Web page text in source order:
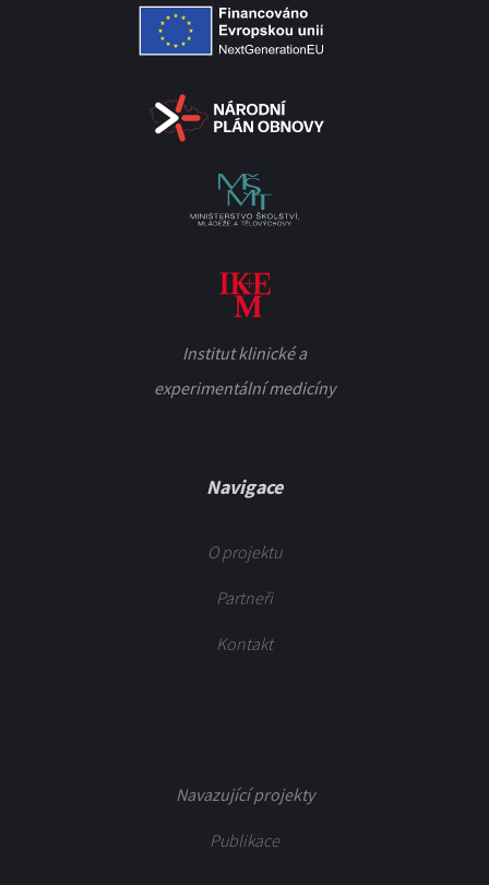
Institut klinické a
experimentální medicíny
Navigace
O projektu
Partneři
Kontakt
Navazující projekty
Publikace